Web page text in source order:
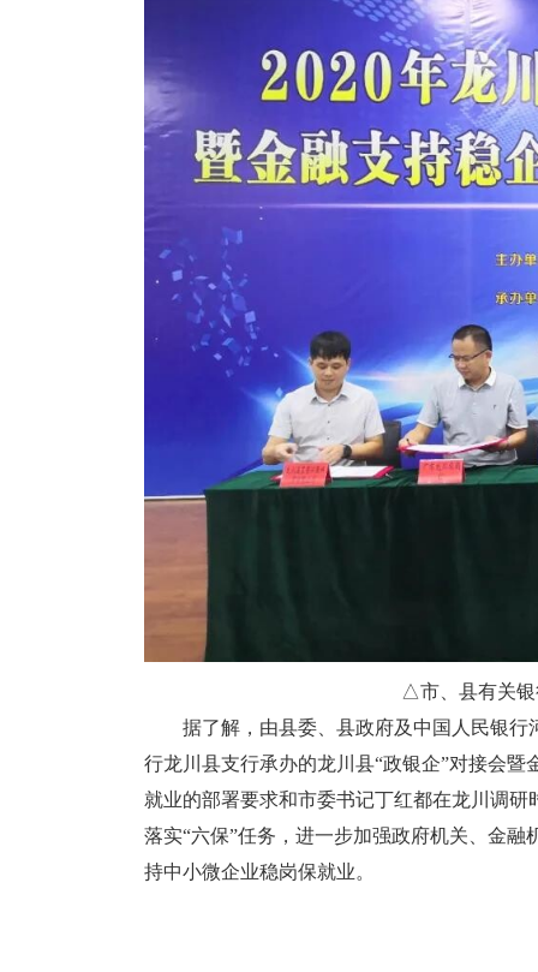
△市、县有关银
据了解，由县委、县政府及中国人民银行
行龙川县支行承办的龙川县“政银企”对接会
就业的部署要求和市委书记丁红都在龙川调
落实“六保”任务，进一步加强政府机关、金
持中小微企业稳岗保就业。